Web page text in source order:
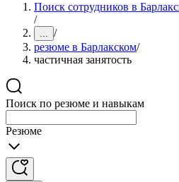
Поиск сотрудников в
/
... /
резюме в Барлакском/
частичная занятость
Поиск по резюме и навыкам
Резюме